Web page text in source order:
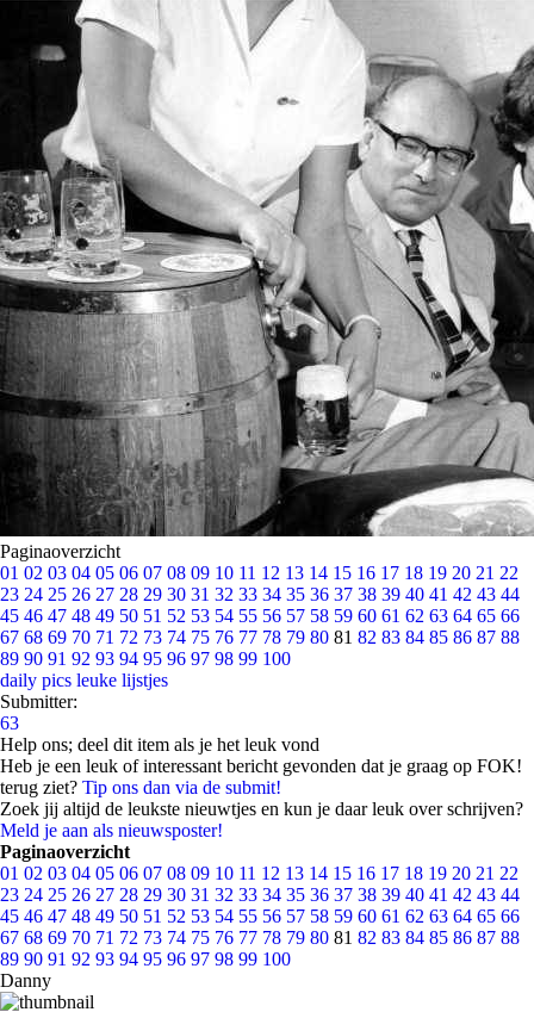
Paginaoverzicht
01 02 03 04 05 06 07 08 09 10 11 12 13 14 15 16 17 18 19 20 21 22
23 24 25 26 27 28 29 30 31 32 33 34 35 36 37 38 39 40 41 42 43 44
45 46 47 48 49 50 51 52 53 54 55 56 57 58 59 60 61 62 63 64 65 66
67 68 69 70 71 72 73 74 75 76 77 78 79 80 81 82 83 84 85 86 87 88
89 90 91 92 93 94 95 96 97 98 99 100
daily pics leuke lijstjes
Submitter:
63
Help ons; deel dit item als je het leuk vond
Heb je een leuk of interessant bericht gevonden dat je graag op FOK!
terug ziet? Tip ons dan via de submit!
Zoek jij altijd de leukste nieuwtjes en kun je daar leuk over schrijven?
Meld je aan als nieuwsposter!
Paginaoverzicht
01 02 03 04 05 06 07 08 09 10 11 12 13 14 15 16 17 18 19 20 21 22
23 24 25 26 27 28 29 30 31 32 33 34 35 36 37 38 39 40 41 42 43 44
45 46 47 48 49 50 51 52 53 54 55 56 57 58 59 60 61 62 63 64 65 66
67 68 69 70 71 72 73 74 75 76 77 78 79 80 81 82 83 84 85 86 87 88
89 90 91 92 93 94 95 96 97 98 99 100
Danny